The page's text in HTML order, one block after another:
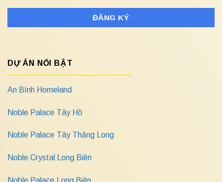
DỰ ÁN NỔI BẬT
An Bình Homeland
Noble Palace Tây Hồ
Noble Palace Tây Thăng Long
Noble Crystal Long Biên
Noble Palace Long Biên